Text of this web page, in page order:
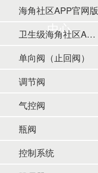
中心
海角社区APP官网版
卫生级海角社区APP简版下载
单向阀（止回阀）
调节阀
气控阀
瓶阀
控制系统